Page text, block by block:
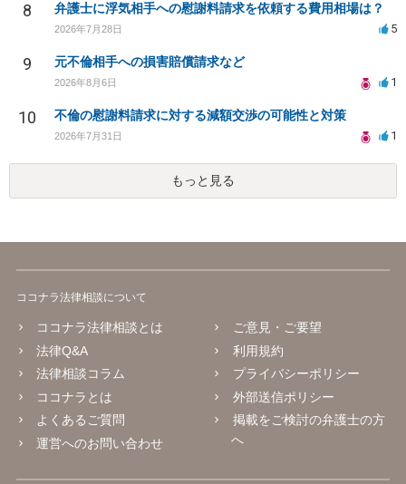
8 弁護士に浮気相手への慰謝料請求を依頼する費用相場は？
2026年7月28日 5
9 元不倫相手への損害賠償請求など
2026年8月6日 1
10 不倫の慰謝料請求に対する減額交渉の可能性と対策
2026年7月31日 1
もっと見る
ココナラ法律相談について
ココナラ法律相談とは
法律Q&A
法律相談コラム
ココナラとは
よくあるご質問
運営へのお問い合わせ
ご意見・ご要望
利用規約
プライバシーポリシー
外部送信ポリシー
掲載をご検討の弁護士の方
へ